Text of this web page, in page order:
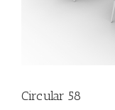
Circular 58